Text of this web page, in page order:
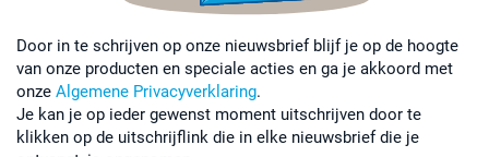
Door in te schrijven op onze nieuwsbrief blijf je op de hoogte
van onze producten en speciale acties en ga je akkoord met
onze Algemene Privacyverklaring.
Je kan je op ieder gewenst moment uitschrijven door te
klikken op de uitschrijflink die in elke nieuwsbrief die je